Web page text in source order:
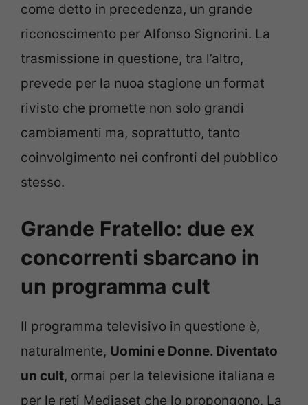
come detto in precedenza, un grande
riconoscimento per Alfonso Signorini. La
trasmissione in questione, tra l’altro,
prevede per la nuoa stagione un format
rivisto che promette non solo grandi
cambiamenti ma, soprattutto, tanto
coinvolgimento nei confronti del pubblico
stesso.
Grande Fratello: due ex
concorrenti sbarcano in
un programma cult
Il programma televisivo in questione è,
naturalmente, Uomini e Donne. Diventato
un cult, ormai per la televisione italiana e
per le reti Mediaset che lo propongono. La